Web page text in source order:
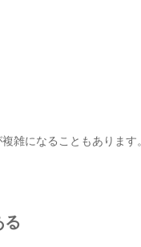
雑になることもあります
る